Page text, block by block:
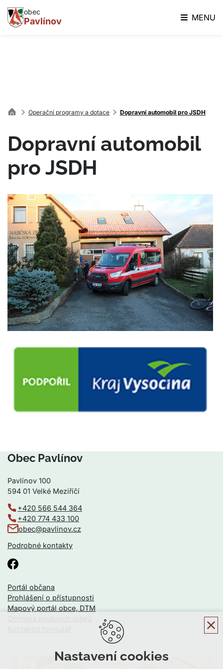
obec
Pavlínov MENU
Operační programy a dotace Dopravní automobil pro JSDH
Dopravní automobil
pro JSDH
Obec Pavlínov
+420 566 544 364
obec@pavlinov.cz
Pavlínov 100
594 01 Velké Meziříčí
Podrobné kontakty
+420 774 433 100
Portál občana
Prohlášení o přístupnosti
Mapový portál obce, DTM
Nastavení cookies